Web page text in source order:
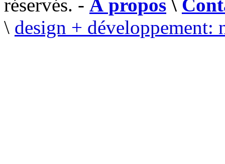
réservés. - À propos \
\ design + développement: